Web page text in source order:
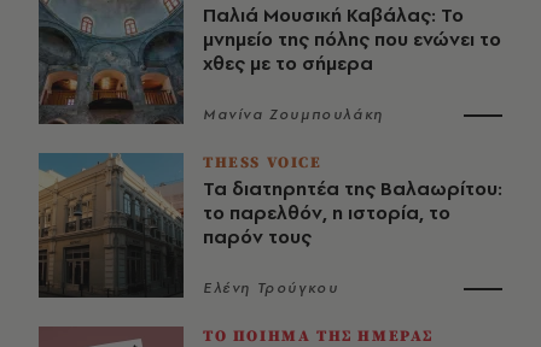
Παλιά Μουσική Καβάλας: Το
μνημείο της πόλης που ενώνει το
χθες με το σήμερα
Μανίνα Ζουμπουλάκη
THESS VOICE
Τα διατηρητέα της Βαλαωρίτου:
το παρελθόν, η ιστορία, το
παρόν τους
Ελένη Τρούγκου
ΤΟ ΠΟΙΗΜΑ ΤΗΣ ΗΜΕΡΑΣ